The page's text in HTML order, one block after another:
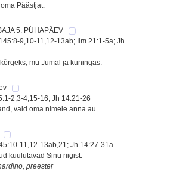
Päästjat.
5. PÜHAPÄEV
9,10-11,12-13ab; Ilm 21:1-5a; Jh
mu Jumal ja kuningas.
2,3-4,15-16; Jh 14:21-26
vaid oma nimele anna au.
11,12-13ab,21; Jh 14:27-31a
kuulutavad Sinu riigist.
preester